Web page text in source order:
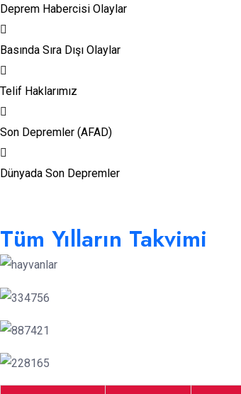
Deprem Habercisi Olaylar
Basında Sıra Dışı Olaylar
Telif Haklarımız
Son Depremler (AFAD)
Dünyada Son Depremler
Tüm Yılların Takvimi